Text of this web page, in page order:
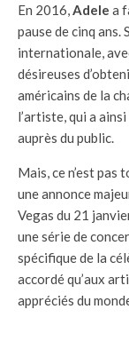
En 2016, Adele a
pause de cinq
internationale,
désireuses
américains de la
l’artiste, qui a
auprès du public.
Mais, ce n’est pas
une annonce
Vegas du 21
une série de
spécifique de la
accordé qu’aux
appréciés du